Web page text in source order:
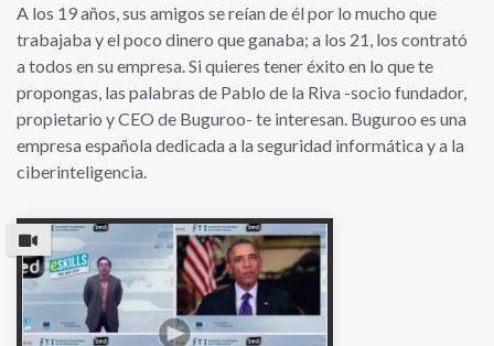
A los 19 años, sus amigos se reían de él por lo mucho que
trabajaba y el poco dinero que ganaba; a los 21, los contrató
a todos en su empresa. Si quieres tener éxito en lo que te
propongas, las palabras de Pablo de la Riva -socio fundador,
propietario y CEO de Buguroo- te interesan. Buguroo es una
empresa española dedicada a la seguridad informática y a la
ciberinteligencia.